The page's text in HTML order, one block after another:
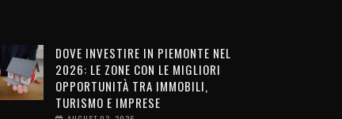
DOVE INVESTIRE IN PIEMONTE NEL
2026: LE ZONE CON LE MIGLIORI
OPPORTUNITÀ TRA IMMOBILI,
TURISMO E IMPRESE